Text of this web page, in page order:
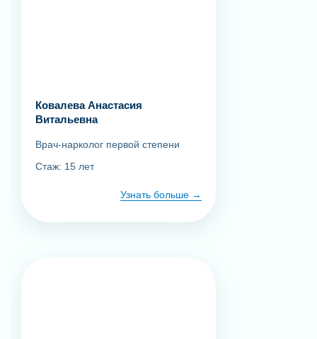
Ковалева Анастасия
Витальевна
Врач-нарколог первой степени
Стаж: 15 лет
Узнать больше